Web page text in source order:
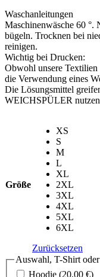
Waschanleitungen
Maschinenwäsche 60 °.
bügeln. Trocknen bei
reinigen.
Wichtig bei Drucken:
Obwohl unsere
die Verwendung eines
Die Lösungsmittel
WEICHSPÜLER
Größe
XS
S
M
L
XL
2XL
3XL
4XL
5XL
6XL
Zurücksetzen
Auswahl, T-Shirt
Hoodie (20,00 €)